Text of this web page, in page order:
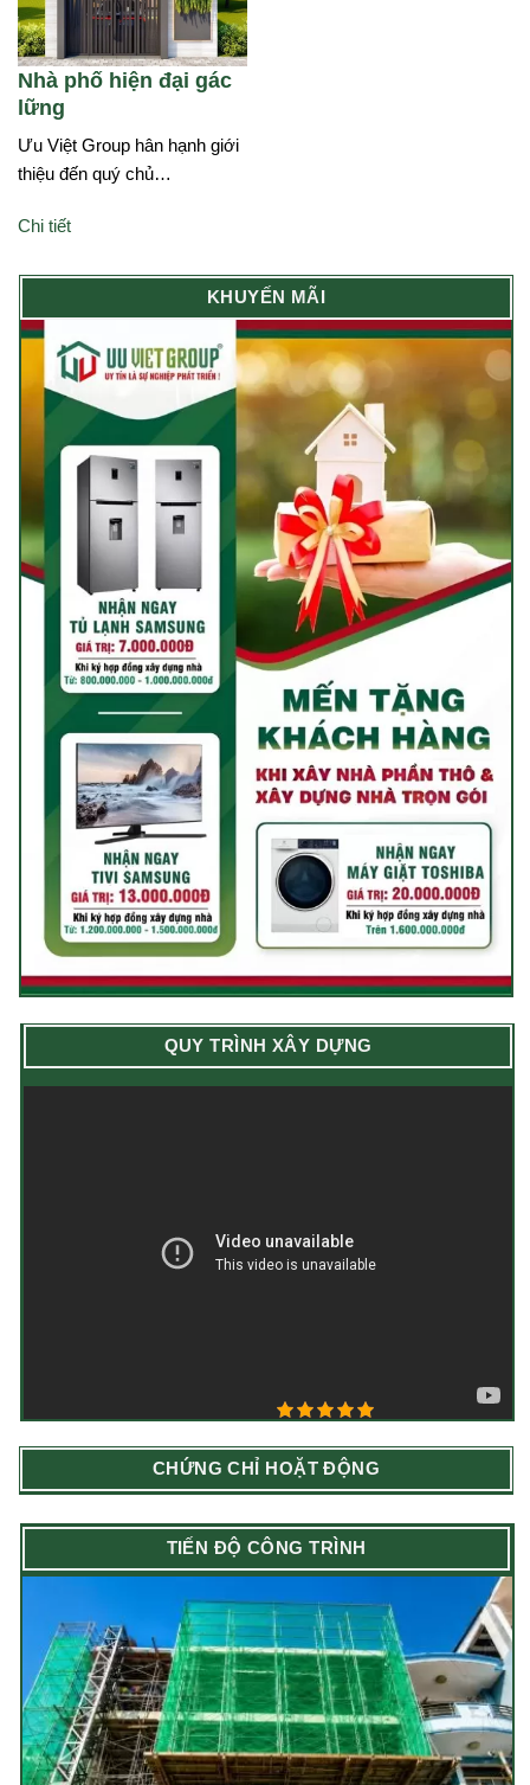
Nhà phố hiện đại gác
lững
Ưu Việt Group hân hạnh giới
thiệu đến quý chủ…
Chi tiết
KHUYẾN MÃI
QUY TRÌNH XÂY DỰNG
CHỨNG CHỈ HOẶT ĐỘNG
TIẾN ĐỘ CÔNG TRÌNH